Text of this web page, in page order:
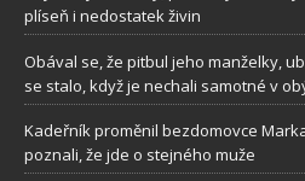
plíseň i nedostatek živin
Obával se, že pitbul jeho manželky,
se stalo, když je nechali samotné v
Kadeřník proměnil bezdomovce
poznali, že jde o stejného muže